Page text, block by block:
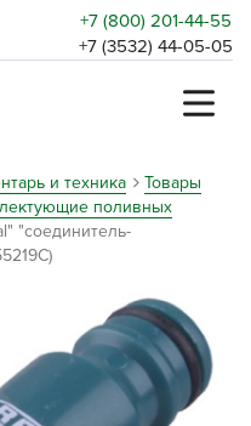
+7 (800) 201-44-55
+7 (3532) 44-05-05
и техника
Товары
поливных
"соединитель-